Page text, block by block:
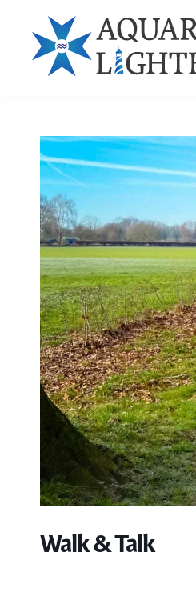
Walk & Talk